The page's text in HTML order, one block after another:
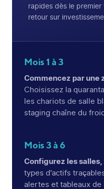
rapides dès le
retour sur
Mois 1 à 3
Commencez par une
Choisissez la
les chariots de salle
staging chaîne du
Mois 3 à 6
Configurez les
types d'actifs
alertes et tableaux